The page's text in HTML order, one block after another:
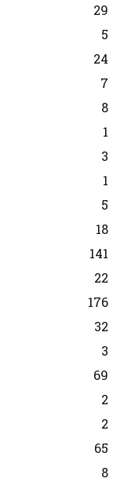
29
5
24
7
8
1
3
1
5
18
141
22
176
32
3
69
2
2
65
8